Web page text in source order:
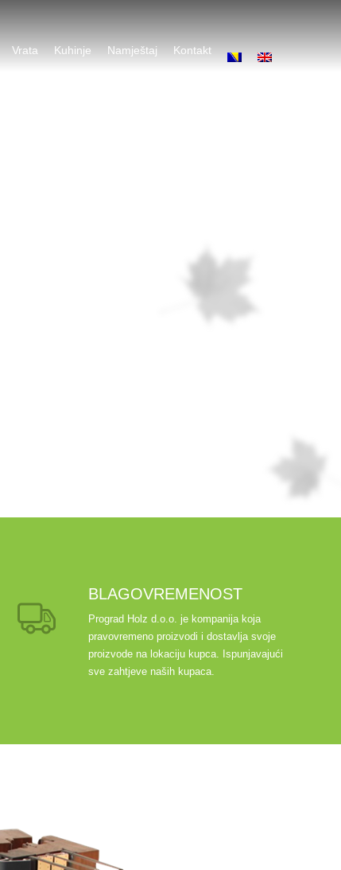
Vrata Kuhinje Namještaj Kontakt
BLAGOVREMENOST
Prograd Holz d.o.o. je kompanija koja
pravovremeno proizvodi i dostavlja svoje
proizvode na lokaciju kupca. Ispunjavajući
sve zahtjeve naših kupaca.